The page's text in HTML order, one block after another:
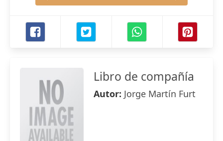
Libro de compañía
Autor: Jorge Martín Furt